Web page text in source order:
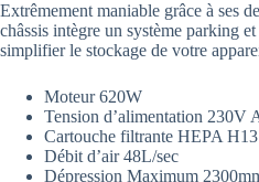
Extrêmement maniable grâce à ses
châssis intègre un système parking
simplifier le stockage de votre
Moteur 620W
Tension d’alimentation 230V
Cartouche filtrante HEPA
Débit d’air 48L/sec
Dépression Maximum